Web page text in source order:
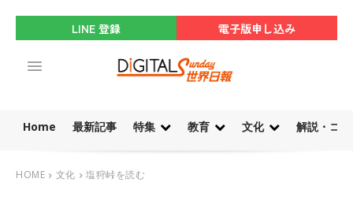
LINE 登録 電子版申し込み
Home 最新記事 特集 教育 文化 解説・コ
HOME 文化 塩狩峠を読む